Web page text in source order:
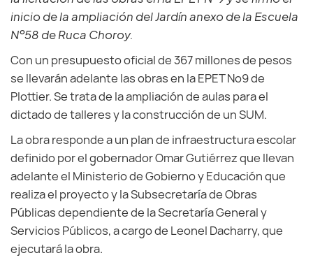
inicio de la ampliación del Jardín anexo de la Escuela
Nº58 de Ruca Choroy.
Con un presupuesto oficial de 367 millones de pesos
se llevarán adelante las obras en la EPET Nº9 de
Plottier. Se trata de la ampliación de aulas para el
dictado de talleres y la construcción de un SUM.
La obra responde a un plan de infraestructura escolar
definido por el gobernador Omar Gutiérrez que llevan
adelante el Ministerio de Gobierno y Educación que
realiza el proyecto y la Subsecretaría de Obras
Públicas dependiente de la Secretaría General y
Servicios Públicos, a cargo de Leonel Dacharry, que
ejecutará la obra.